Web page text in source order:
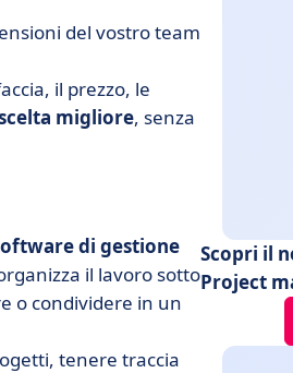
del vostro team
il prezzo, le
migliore, senza
di gestione
il lavoro sotto
o condividere in un
tenere traccia
Scopri il
Project